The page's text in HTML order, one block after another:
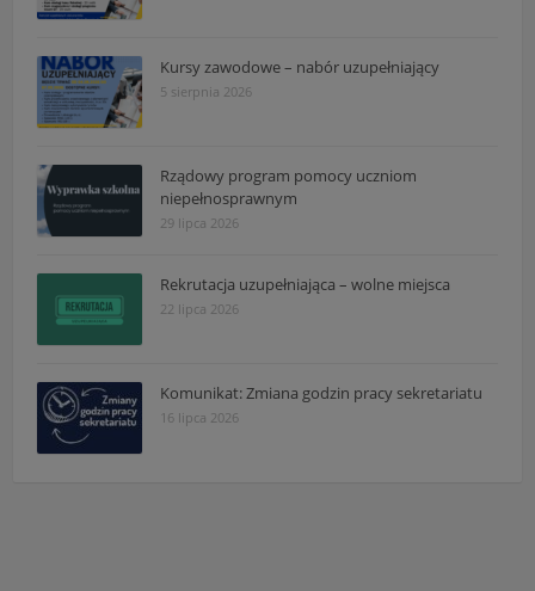
Kursy zawodowe – nabór uzupełniający
5 sierpnia 2026
Rządowy program pomocy uczniom
niepełnosprawnym
29 lipca 2026
Rekrutacja uzupełniająca – wolne miejsca
22 lipca 2026
Komunikat: Zmiana godzin pracy sekretariatu
16 lipca 2026